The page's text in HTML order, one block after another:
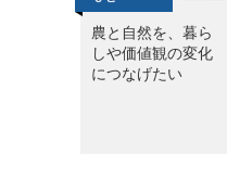
農と自然を、暮ら
しや価値観の変化
につなげたい